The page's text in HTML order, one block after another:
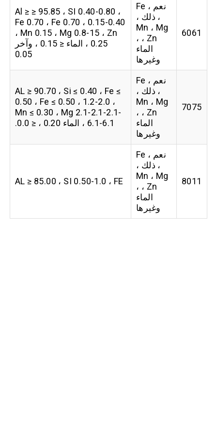
6061
نعم ، Fe
، ذلك ،
Mn ، Mg
، Zn ،
الماء
وغيرها
Al ≥ ≥ 95.85 ، SI 0.40-0.80 ،
Fe 0.70 ، Fe 0.70 ، 0.15-0.40
، Mn 0.15 ، Mg 0.8-15 ، Zn
0.25 ، الماء ≤ 0.15 ، وآخر
0.05
7075
نعم ، Fe
، ذلك ،
Mn ، Mg
، Zn ،
الماء
وغيرها
AL ≥ 90.70 ، Si ≤ 0.40 ، Fe ≤
0.50 ، Fe ≤ 0.50 ، 1.2-2.0 ،
Mn ≤ 0.30 ، Mg 2.1-2.1-2.1-
6.1-6.1 ، الماء 0.20 ، ≤ 0.0.
8011
نعم ، Fe
، ذلك ،
Mn ، Mg
، Zn ،
الماء
وغيرها
AL ≥ 85.00 ، SI 0.50-1.0 ، FE